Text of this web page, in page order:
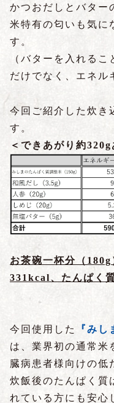
かつおだしとバター
米特有の匂いも気に
す。
（バターを入れる
だけでなく、エネル
今回ご紹介した炊き
す。
＜できあがり約320g
お茶碗一杯分（
331kcal、たんぱく
今回使用した
『み
は、業界初の通常米
臓病患者様向けの低
炊飯後のたんぱく質
れている方にも安心